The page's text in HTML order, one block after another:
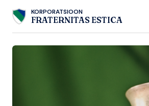
content
KORPORATSIOON
FRATERNITAS ESTICA